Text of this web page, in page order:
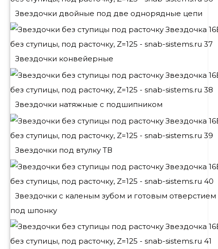
Звездочки двойные под две однорядные цепи
Звездочки конвейерные
Звездочки натяжные с подшипником
Звездочки под втулку ТВ
Звездочки с каленым зубом и готовым отверстием
под шпонку